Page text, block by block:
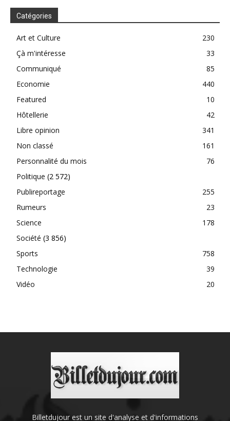
Catégories
Art et Culture
230
Çà m'intéresse
33
Communiqué
85
Economie
440
Featured
10
Hôtellerie
42
Libre opinion
341
Non classé
161
Personnalité du mois
76
Politique (2 572)
Publireportage
255
Rumeurs
23
Science
178
Société (3 856)
Sports
758
Technologie
39
Vidéo
20
Billetdujour est un site d'analyse et d'informations